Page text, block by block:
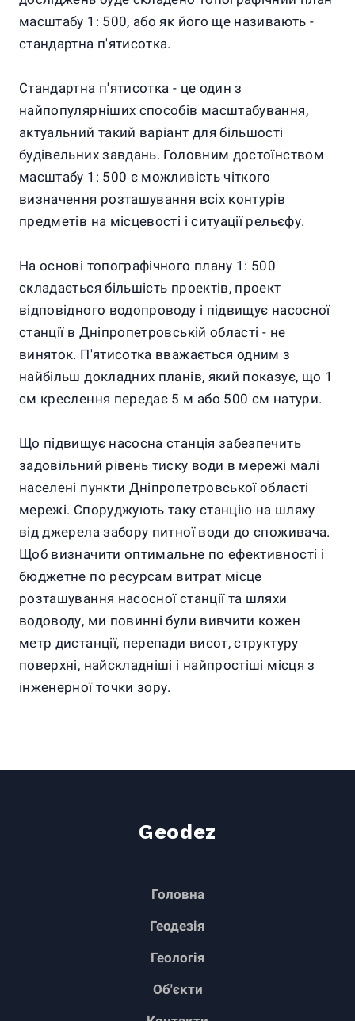
масштабу 1: 500, або як його ще називають -
стандартна п'ятисотка.
Стандартна п'ятисотка - це один з
найпопулярніших способів масштабування,
актуальний такий варіант для більшості
будівельних завдань. Головним достоїнством
масштабу 1: 500 є можливість чіткого
визначення розташування всіх контурів
предметів на місцевості і ситуації рельєфу.
На основі топографічного плану 1: 500
складається більшість проектів, проект
відповідного водопроводу і підвищує насосної
станції в Дніпропетровській області - не
виняток. П'ятисотка вважається одним з
найбільш докладних планів, який показує, що 1
см креслення передає 5 м або 500 см натури.
Що підвищує насосна станція забезпечить
задовільний рівень тиску води в мережі малі
населені пункти Дніпропетровської області
мережі. Споруджують таку станцію на шляху
від джерела забору питної води до споживача.
Щоб визначити оптимальне по ефективності і
бюджетне по ресурсам витрат місце
розташування насосної станції та шляхи
водоводу, ми повинні були вивчити кожен
метр дистанції, перепади висот, структуру
поверхні, найскладніші і найпростіші місця з
інженерної точки зору.
Geodez
Головна
Геодезія
Геологія
Об'єкти